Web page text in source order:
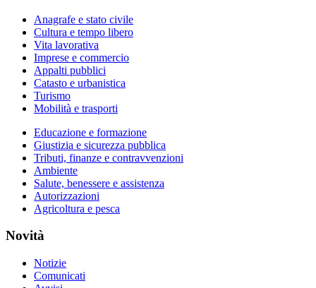
Anagrafe e stato civile
Cultura e tempo libero
Vita lavorativa
Imprese e commercio
Appalti pubblici
Catasto e urbanistica
Turismo
Mobilità e trasporti
Educazione e formazione
Giustizia e sicurezza pubblica
Tributi, finanze e contravvenzioni
Ambiente
Salute, benessere e assistenza
Autorizzazioni
Agricoltura e pesca
Novità
Notizie
Comunicati